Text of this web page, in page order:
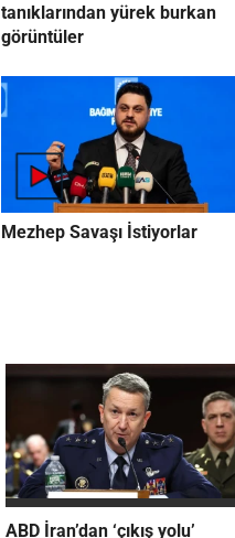
tanıklarından yürek burkan
görüntüler
Mezhep Savaşı İstiyorlar
ABD İran’dan ‘çıkış yolu’